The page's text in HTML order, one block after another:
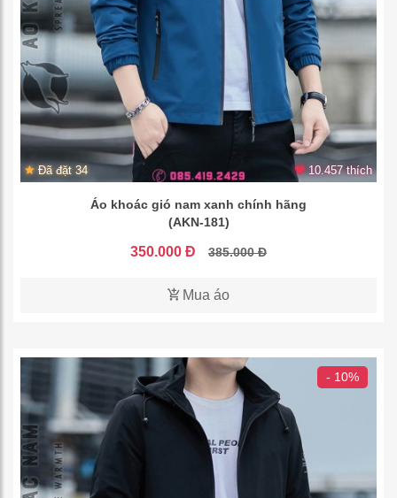
Đã đặt 34 10.457 thích
Áo khoác gió nam xanh chính hãng
(AKN-181)
350.000 Đ 385.000 Đ
Mua áo
- 10%